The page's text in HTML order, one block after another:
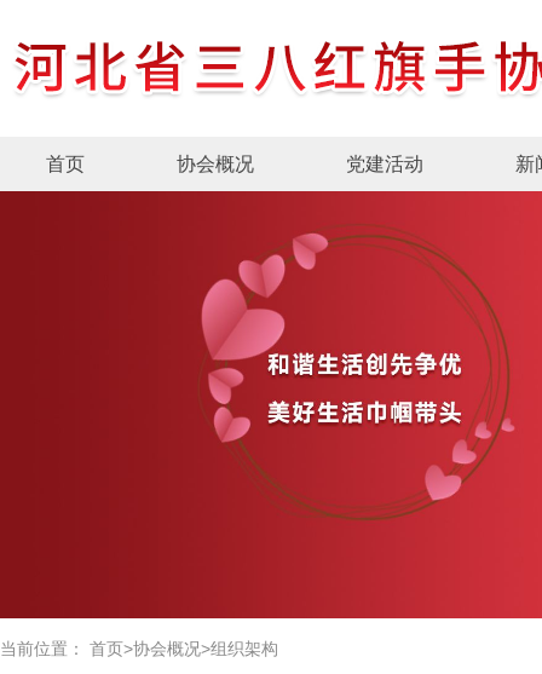
首页 协会概况 党建活动 新
当前位置： 首页>协会概况>组织架构